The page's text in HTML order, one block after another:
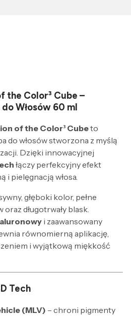
the Color³ Cube –
Włosów 60 ml
of the Color³ Cubeto
do włosów stworzona z myślą
Dzięki innowacyjnej
łączy perfekcyjny efekt
i pielęgnacją włosa.
głęboki kolor, pełne
długotrwały blask.
i zaawansowany
równomierną aplikację,
i wyjątkową miękkość
Tech
(MLV) – chroni pigmenty